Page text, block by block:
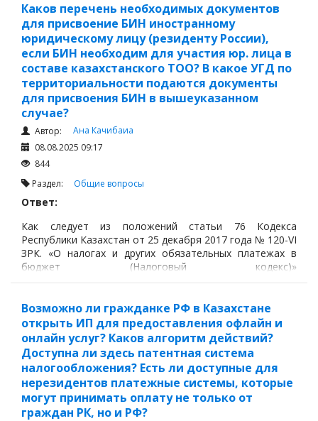
Каков перечень необходимых документов
для присвоение БИН иностранному
юридическому лицу (резиденту России),
если БИН необходим для участия юр. лица в
составе казахстанского ТОО? В какое УГД по
территориальности подаются документы
для присвоения БИН в вышеуказанном
случае?
Автор:
Ана Качибаиа
08.08.2025 09:17
844
Раздел: Общие вопросы
Ответ:
Как следует из положений статьи 76 Кодекса
Республики Казахстан от 25 декабря 2017 года № 120-VI
ЗРК. «О налогах и других обязательных платежах в
бюджет (Налоговый кодекс)»
https://adilet.zan.kz/rus/docs/K1700000120и других
должно получить БИН в следующих случаях если:
Возможно ли гражданке РФ в Казахстане
открыть ИП для предоставления офлайн и
онлайн услуг? Каков алгоритм действий?
Доступна ли здесь патентная система
налогообложения? Есть ли доступные для
нерезидентов платежные системы, которые
могут принимать оплату не только от
граждан РК, но и РФ?